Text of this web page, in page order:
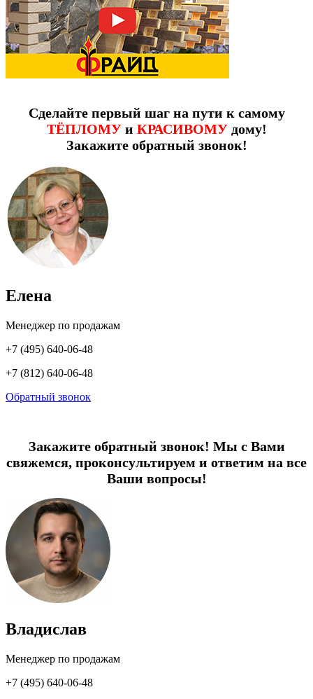
Сделайте первый шаг на пути к самому
ТЁПЛОМУи КРАСИВОМУдому!
Закажите обратный звонок!
Елена
Менеджер по продажам
+7 (495) 640-06-48
+7 (812) 640-06-48
Обратный звонок
Закажите обратный звонок! Мы с Вами
свяжемся, проконсультируем и ответим на все
Ваши вопросы!
Владислав
Менеджер по продажам
+7 (495) 640-06-48